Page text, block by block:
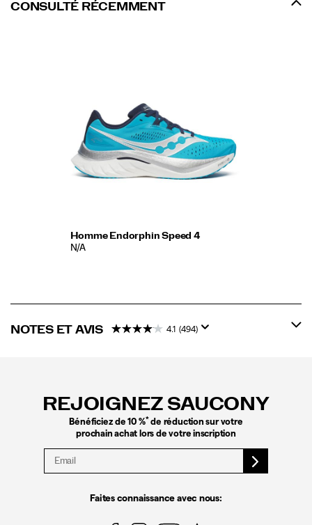
CONSULTÉ RÉCEMMENT
Homme Endorphin Speed 4
N/A
NOTES ET AVIS 4.1 (494)
REJOIGNEZ SAUCONY
Bénéficiez de 10 %* de réduction sur votre
prochain achat lors de votre inscription
Faites connaissance avec nous: